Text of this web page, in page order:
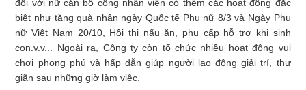
đối với nữ cán bộ công nhân viên có thêm các hoạt động đặc
biệt như tặng quà nhân ngày Quốc tế Phụ nữ 8/3 và Ngày Phụ
nữ Việt Nam 20/10, Hội thi nấu ăn, phụ cấp hỗ trợ khi sinh
con.v.v... Ngoài ra, Công ty còn tổ chức nhiều hoạt động vui
chơi phong phú và hấp dẫn giúp người lao động giải trí, thư
giãn sau những giờ làm việc.